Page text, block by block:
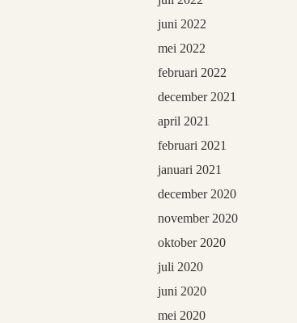
juni 2022
mei 2022
februari 2022
december 2021
april 2021
februari 2021
januari 2021
december 2020
november 2020
oktober 2020
juli 2020
juni 2020
mei 2020